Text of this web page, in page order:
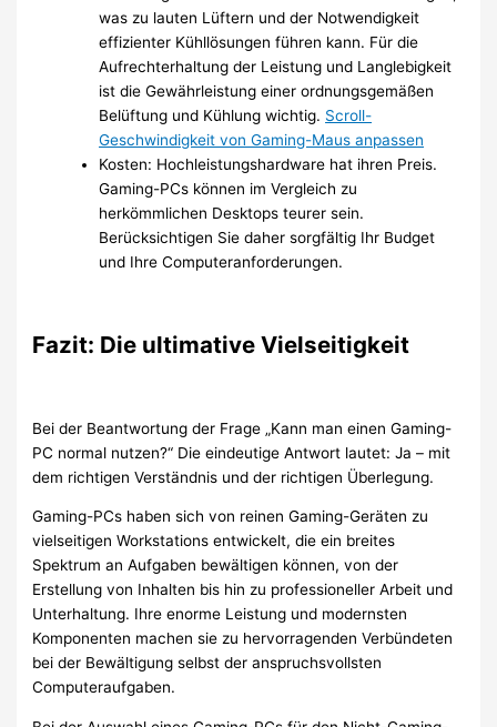
was zu lauten Lüftern und der Notwendigkeit
effizienter Kühllösungen führen kann. Für die
Aufrechterhaltung der Leistung und Langlebigkeit
ist die Gewährleistung einer ordnungsgemäßen
Belüftung und Kühlung wichtig. Scroll-
Geschwindigkeit von Gaming-Maus anpassen
Kosten: Hochleistungshardware hat ihren Preis.
Gaming-PCs können im Vergleich zu
herkömmlichen Desktops teurer sein.
Berücksichtigen Sie daher sorgfältig Ihr Budget
und Ihre Computeranforderungen.
Fazit: Die ultimative Vielseitigkeit
Bei der Beantwortung der Frage „Kann man einen Gaming-
PC normal nutzen?“ Die eindeutige Antwort lautet: Ja – mit
dem richtigen Verständnis und der richtigen Überlegung.
Gaming-PCs haben sich von reinen Gaming-Geräten zu
vielseitigen Workstations entwickelt, die ein breites
Spektrum an Aufgaben bewältigen können, von der
Erstellung von Inhalten bis hin zu professioneller Arbeit und
Unterhaltung. Ihre enorme Leistung und modernsten
Komponenten machen sie zu hervorragenden Verbündeten
bei der Bewältigung selbst der anspruchsvollsten
Computeraufgaben.